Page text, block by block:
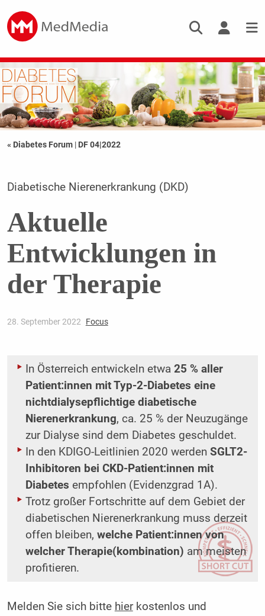
« Diabetes Forum | DF 04|2022
Diabetische Nierenerkrankung (DKD)
Aktuelle
Entwicklungen in
der Therapie
28. September 2022 Focus
In Österreich entwickeln etwa 25 % aller
Patient:innen mit Typ-2-Diabetes eine
nichtdialysepflichtige diabetische
Nierenerkrankung, ca. 25 % der Neuzugänge
zur Dialyse sind dem Diabetes geschuldet.
In den KDIGO-Leitlinien 2020 werden SGLT2-
Inhibitoren bei CKD-Patient:innen mit
Diabetes empfohlen (Evidenzgrad 1A).
Trotz großer Fortschritte auf dem Gebiet der
diabetischen Nierenerkrankung muss derzeit
offen bleiben, welche Patient:innen von
welcher Therapie(kombination) am meisten
profitieren.
Melden Sie sich bitte hierkostenlos und